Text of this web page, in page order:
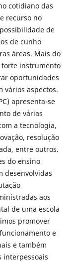
cotidiano das
recurso no
de
de cunho
áreas. Mais do
forte instrumento
oportunidades
vários aspectos.
apresenta-se
de várias
a tecnologia,
resolução
entre outros.
do ensino
desenvolvidas
aos
de uma escola
promover
e
e também
interpessoais